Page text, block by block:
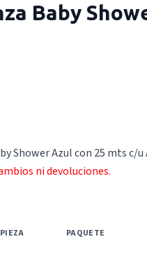
Baby
Shower Azul con 25 mts c/u
ni devoluciones.
PIEZA PAQUETE